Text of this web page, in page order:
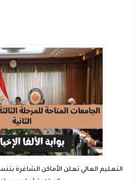
التعليم العالي تعلن الأماكن الشاغرة